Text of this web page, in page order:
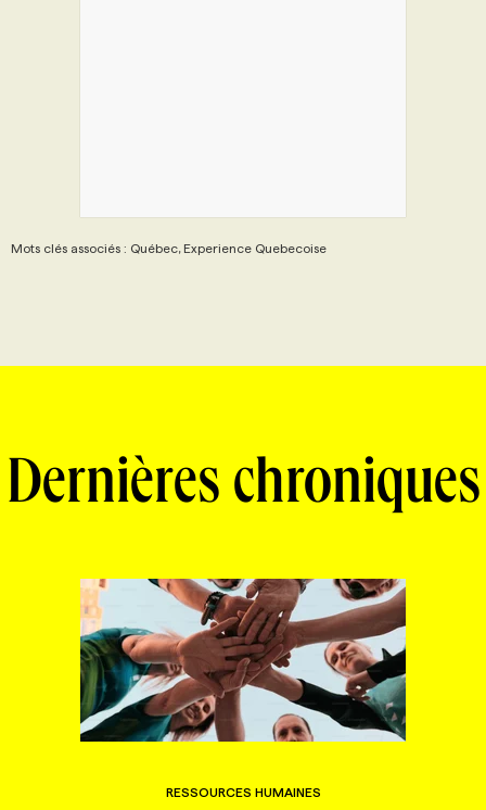
Mots clés associés : Québec, Experience Quebecoise
Dernières chroniques
RESSOURCES HUMAINES